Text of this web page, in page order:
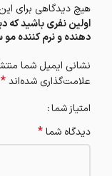
هیچ دیدگاهی برای
اولین نفری باشید که
دهنده و نرم کننده مو
نشانی ایمیل شما
علامت‌گذاری شده‌اند*
امتیاز شما
دیدگاه شما*